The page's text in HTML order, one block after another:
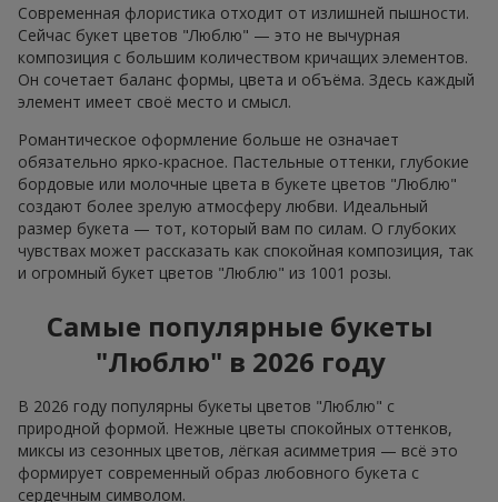
Современная флористика отходит от излишней пышности.
Сейчас букет цветов "Люблю" — это не вычурная
композиция с большим количеством кричащих элементов.
Он сочетает баланс формы, цвета и объёма. Здесь каждый
элемент имеет своё место и смысл.
Романтическое оформление больше не означает
обязательно ярко-красное. Пастельные оттенки, глубокие
бордовые или молочные цвета в букете цветов "Люблю"
создают более зрелую атмосферу любви. Идеальный
размер букета — тот, который вам по силам. О глубоких
чувствах может рассказать как спокойная композиция, так
и огромный букет цветов "Люблю" из 1001 розы.
Самые популярные букеты
"Люблю" в 2026 году
В 2026 году популярны букеты цветов "Люблю" с
природной формой. Нежные цветы спокойных оттенков,
миксы из сезонных цветов, лёгкая асимметрия — всё это
формирует современный образ любовного букета с
сердечным символом.